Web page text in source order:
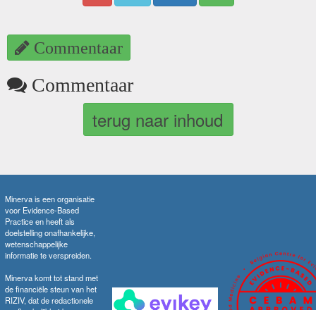
Commentaar
Commentaar
terug naar inhoud
Minerva is een organisatie
voor Evidence-Based
Practice en heeft als
doelstelling onafhankelijke,
wetenschappelijke
informatie te verspreiden.
Minerva komt tot stand met
de financiële steun van het
RIZIV, dat de redactionele